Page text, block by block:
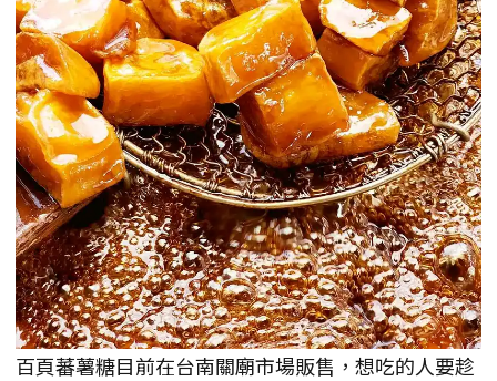
百頁蕃薯糖目前在台南關廟市場販售，想吃的人要趁